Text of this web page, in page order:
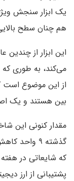
یک ابزار سنجش
هم چنان سطح
می‌کند، به طوری
از این موضوع است
بین هستند و یک
گذشته ۹
که شایعاتی در
پشتیبانی از ارز